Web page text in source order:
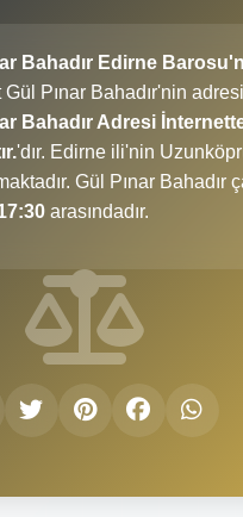
Bahadır Edirne
Gül Pınar Bahadır'nin adresi
Bahadır Adresi
'dır. Edirne ili'nin
Gül Pınar Bahadır
arasındadır.